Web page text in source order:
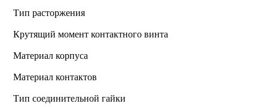
Тип расторжения
Крутящий момент контактного винта
Материал корпуса
Материал контактов
Тип соединительной гайки